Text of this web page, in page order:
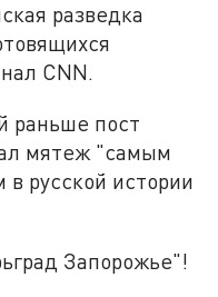
разведка
CNN.
раньше пост
мятеж "самым
русской истории
Запорожье"!